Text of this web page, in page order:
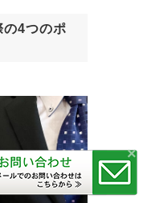
×
4つのポ